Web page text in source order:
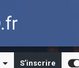
S’inscrire